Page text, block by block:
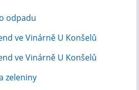
odpadu
ve Vinárně U Konšelů
ve Vinárně U Konšelů
zeleniny